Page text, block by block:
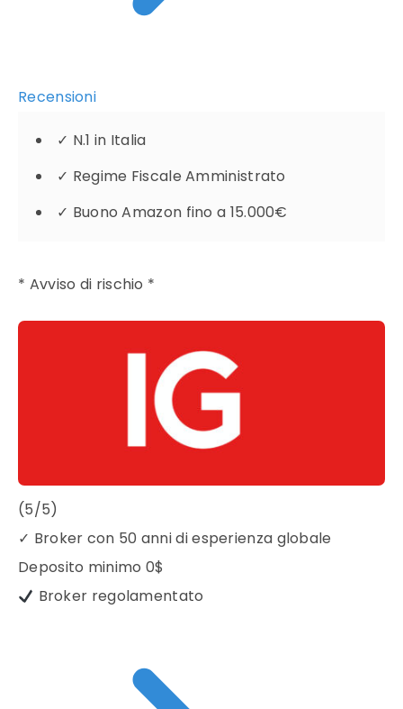
Recensioni
✓ N.1 in Italia
✓ Regime Fiscale Amministrato
✓ Buono Amazon fino a 15.000€
* Avviso di rischio *
(5/5)
✓ Broker con 50 anni di esperienza globale
Deposito minimo 0$
Broker regolamentato